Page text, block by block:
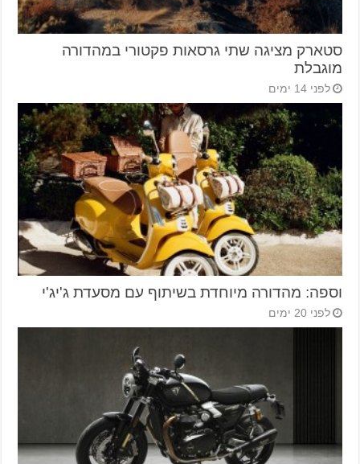
סטארק מציגה שתי גרסאות פקטורי במהדורה
מוגבלת
לפני 14 ימים
וספה: מהדורה מיוחדת בשיתוף עם מסעדת ג'יג'י
לפני 20 ימים